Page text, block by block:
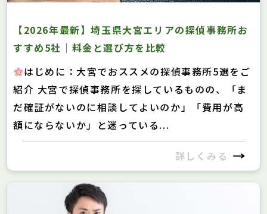
【2026年最新】埼玉県大宮エリアの探偵事務所お
すすめ5社｜料金と選び方を比較
はじめに：大宮でおススメの探偵事務所5選をご
紹介 大宮で探偵事務所を探しているものの、「ま
だ確証がないのに相談してよいのか」「費用が高
額にならないか」と迷っている...
詳しくみる